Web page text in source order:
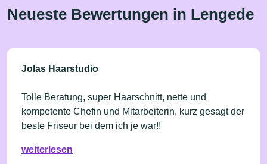
Neueste Bewertungen in Lengede
Jolas Haarstudio
Tolle Beratung, super Haarschnitt, nette und
kompetente Chefin und Mitarbeiterin, kurz gesagt der
beste Friseur bei dem ich je war!!
weiterlesen